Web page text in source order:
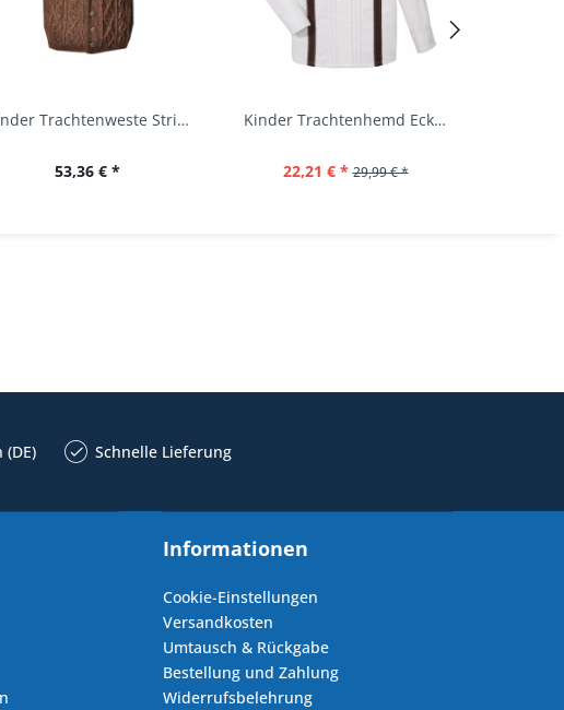
Kinder Trachtenweste Strickweste Schirmitz...
53,36 € *
Kinder Trachtenhemd Eckersdorf weiß lang...
22,21 € * 29,99 € *
Schnelle Lieferung
Informationen
Cookie-Einstellungen
Versandkosten
Umtausch & Rückgabe
Bestellung und Zahlung
Widerrufsbelehrung